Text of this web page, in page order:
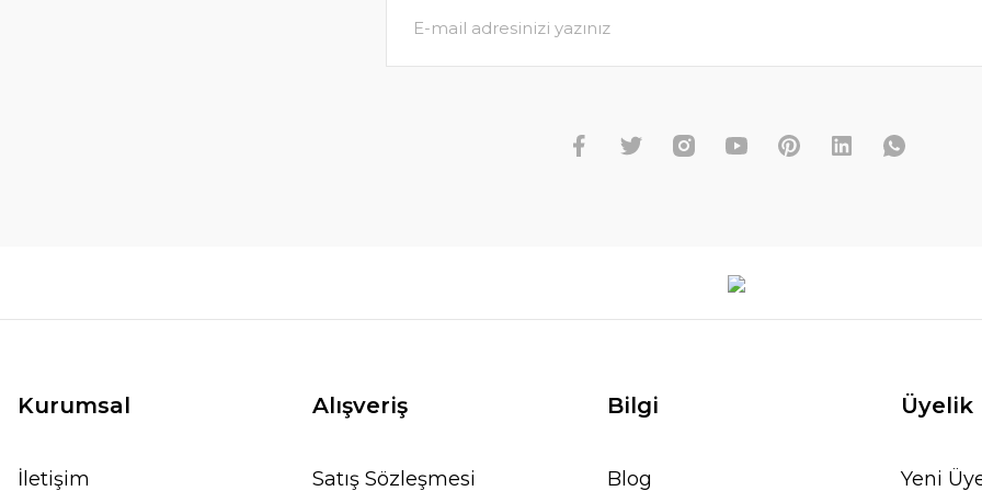
Kurumsal
İletişim
Alışveriş
Satış Sözleşmesi
Bilgi
Blog
Üyelik
Yeni